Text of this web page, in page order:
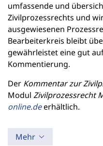
umfassende und
Zivilprozessrechts und
ausgewiesenen
Bearbeiterkreis bleibt
gewährleistet eine gut
Kommentierung.
Der Kommentar zur
Modul Zivilprozessrecht
online.deerhältlich.
Mehr